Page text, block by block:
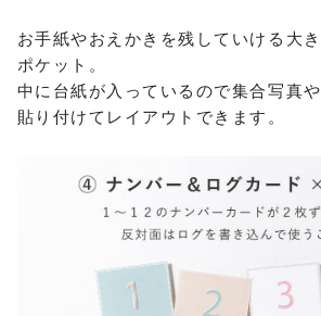
お手紙やおえかきを残していける大
ポケット。
中に台紙が入っているので集合写真
貼り付けてレイアウトできます。